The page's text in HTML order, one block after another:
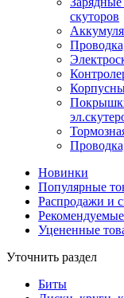
скуторов
Новинки
Популярные
Распродажи и
Уцененные
Уточнить раздел
Биты